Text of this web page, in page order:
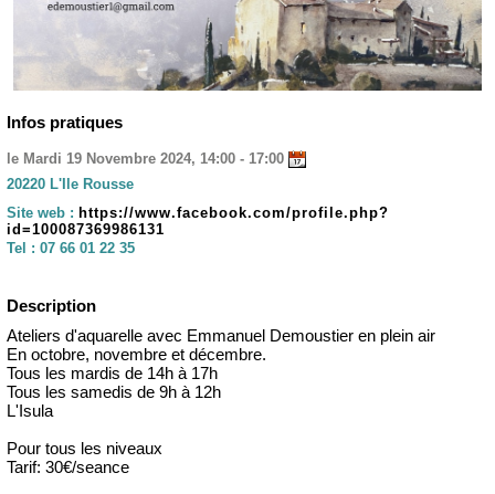
Infos pratiques
le Mardi 19 Novembre 2024, 14:00 - 17:00
20220 L'Ile Rousse
Site web : https://www.facebook.com/profile.php?
id=100087369986131
Tel : 07 66 01 22 35
Description
Ateliers d'aquarelle avec Emmanuel Demoustier en plein air
En octobre, novembre et décembre.
Tous les mardis de 14h à 17h
Tous les samedis de 9h à 12h
L'Isula
Pour tous les niveaux
Tarif: 30€/seance